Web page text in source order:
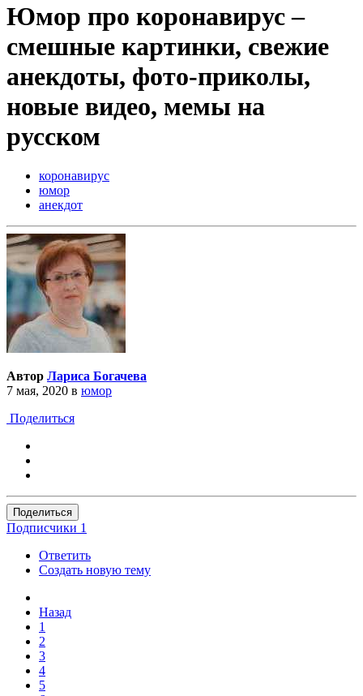
Юмор про коронавирус –
смешные картинки, свежие
анекдоты, фото-приколы,
новые видео, мемы на
русском
коронавирус
юмор
анекдот
Автор Лариса Богачева
7 мая, 2020 в юмор
Поделиться
Поделиться
Подписчики 1
Ответить
Создать новую тему
Назад
1
2
3
4
5